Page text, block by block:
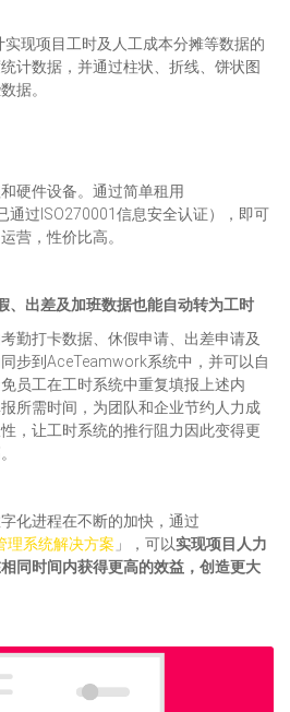
现项目工时及人工成本分摊等数据的
计数据，并通过柱状、折线、饼状图
据。
硬件设备。通过简单租用
通过ISO270001信息安全认证），即可
营，性价比高。
、出差及加班数据也能自动转为工时
勤打卡数据、休假申请、出差申请及
步到AceTeamwork系统中，并可以自
员工在工时系统中重复填报上述内
所需时间，为团队和企业节约人力成
，让工时系统的推行阻力因此变得更
化进程在不断的加快，通过
理系统解决方案 」，可以实现项目人力
同时间内获得更高的效益，创造更大